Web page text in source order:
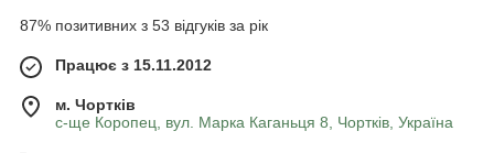
87% позитивних з 53 відгуків за рік
Працює з 15.11.2012
м. Чортків
с-ще Коропец, вул. Марка Каганьця 8, Чортків, Україна